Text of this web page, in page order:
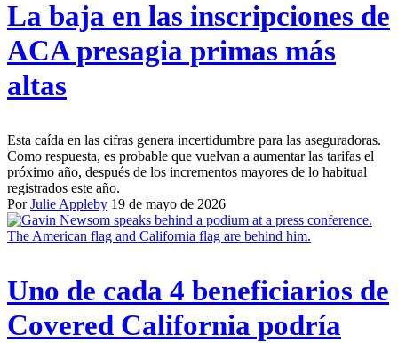
La baja en las inscripciones de
ACA presagia primas más
altas
Esta caída en las cifras genera incertidumbre para las aseguradoras.
Como respuesta, es probable que vuelvan a aumentar las tarifas el
próximo año, después de los incrementos mayores de lo habitual
registrados este año.
PorJulie Appleby 19 de mayo de 2026
Uno de cada 4 beneficiarios de
Covered California podría